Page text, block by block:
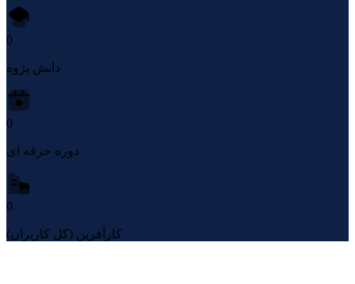
0
دانش پژوه
0
دوره حرفه ای
0
کارآفرین (کل کاربران)